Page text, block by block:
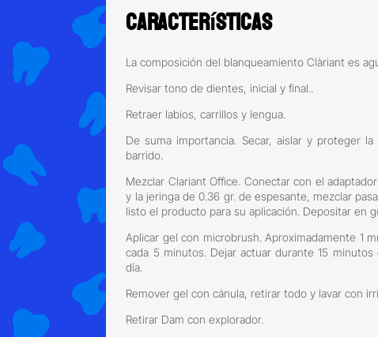
Características
La composición del blanqueamiento Clàriant es
Revisar tono de dientes, inicial y final..
Retraer labios, carrillos y lengua.
De suma importancia. Secar, aislar y proteger
barrido.
Mezclar Clariant Office. Conectar con el
y la jeringa de 0.36 gr. de espesante, mezclar
listo el producto para su aplicación. Depositar en
Aplicar gel con microbrush. Aproximadamente 1
cada 5 minutos. Dejar actuar durante 15
día.
Remover gel con cánula, retirar todo y lavar con
Retirar Dam con explorador.